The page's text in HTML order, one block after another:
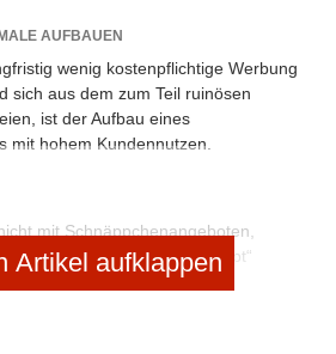
AUFBAUEN
wenig kostenpflichtige Werbung
sich aus dem zum Teil ruinösen
ist der Aufbau eines
mit hohem Kundennutzen.
mit Schnäppchenangeboten,
„Treppenstufenkonzept“
Artikel aufklappen